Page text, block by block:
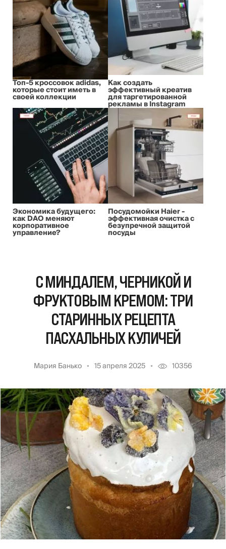
Топ-5 кроссовок adidas,
которые стоит иметь в
своей коллекции
Как создать
эффективный креатив
для таргетированной
рекламы в Instagram
Экономика будущего:
как DAO меняют
корпоративное
управление?
Посудомойки Haier -
эффективная очистка с
безупречной защитой
посуды
С МИНДАЛЕМ, ЧЕРНИКОЙ И
ФРУКТОВЫМ КРЕМОМ: ТРИ
СТАРИННЫХ РЕЦЕПТА
ПАСХАЛЬНЫХ КУЛИЧЕЙ
Мария Банько 15 апреля 2025 10356